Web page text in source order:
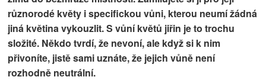
různorodé květy i specifickou vůni, kterou neumí žádná
jiná květina vykouzlit. S vůní květů jiřin je to trochu
složité. Někdo tvrdí, že nevoní, ale když si k nim
přivoníte, jistě sami uznáte, že jejich vůně není
rozhodně neutrální.